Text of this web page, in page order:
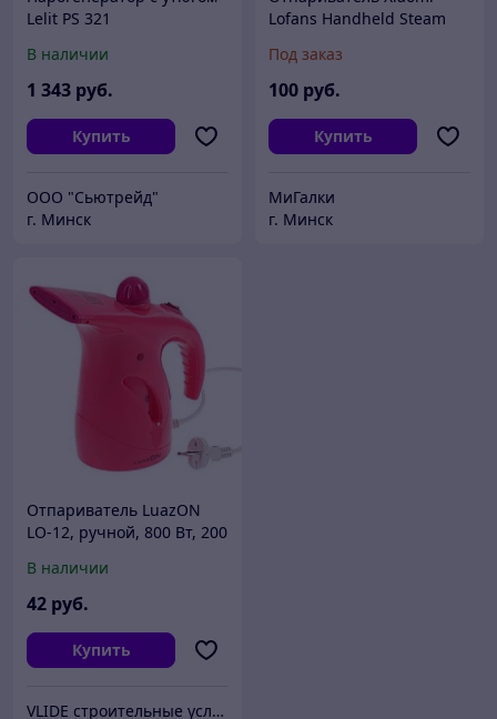
Lelit PS 321
В наличии
1 343 руб.
Купить
ООО "Сьютрейд"
г. Минск
Lofans Handheld Steam
Под заказ
100 руб.
Купить
МиГалки
г. Минск
Отпариватель LuazON
LO-12, ручной, 800 Вт, 200
В наличии
42 руб.
Купить
VLIDE cтроительные услуги и товары для дома (оптом и в розницу)